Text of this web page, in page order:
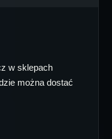
w sklepach
można dostać